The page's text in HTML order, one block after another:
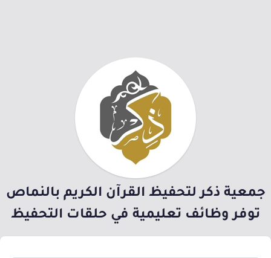
جمعية ذكر لتحفيظ القرآن الكريم بالنماص
توفر وظائف تعليمية في حلقات التحفيظ